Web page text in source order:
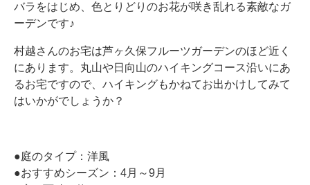
バラをはじめ、色とりどりのお花が咲き乱れる素敵なガ
ーデンです♪
村越さんのお宅は芦ヶ久保フルーツガーデンのほど近く
にあります。丸山や日向山のハイキングコース沿いにあ
るお宅ですので、ハイキングもかねてお出かけしてみて
はいかがでしょうか？
●庭のタイプ：洋風
●おすすめシーズン：4月～9月